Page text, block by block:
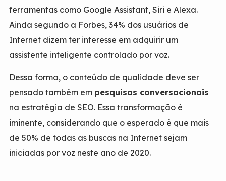
ferramentas como Google Assistant, Siri e Alexa.
Ainda segundo a Forbes, 34% dos usuários de
Internet dizem ter interesse em adquirir um
assistente inteligente controlado por voz.
Dessa forma, o conteúdo de qualidade deve ser
pensado também em pesquisas conversacionais
na estratégia de SEO. Essa transformação é
iminente, considerando que o esperado é que mais
de 50% de todas as buscas na Internet sejam
iniciadas por voz neste ano de 2020.